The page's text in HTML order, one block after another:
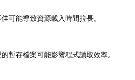
可能導致資源載入時間拉長。
暫存檔案可能影響程式讀取效率。